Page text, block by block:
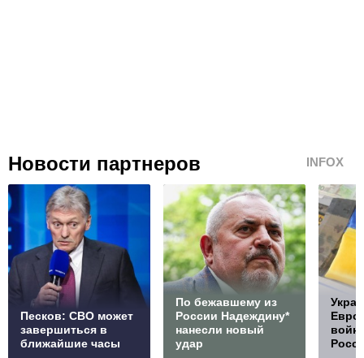
Новости партнеров INFOX
Песков: СВО может
завершиться в
ближайшие часы
По бежавшему из
России Надеждину*
нанесли новый
удар